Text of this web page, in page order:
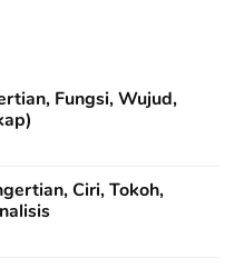
Fungsi, Wujud,
Ciri, Tokoh,